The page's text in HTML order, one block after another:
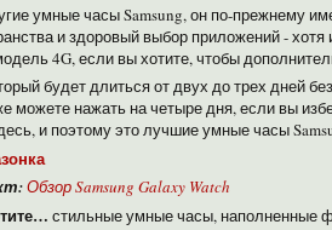
умные часы Samsung, он по-прежнему
и здоровый выбор приложений - хотя
4G, если вы хотите, чтобы
будет длиться от двух до трех дней
можете нажать на четыре дня, если вы
и поэтому это лучшие умные часы
Обзор Samsung Galaxy Watch
стильные умные часы, наполненные